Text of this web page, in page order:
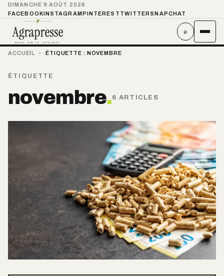
DIMANCHE 9 AOÛT 2026
FACEBOOKINSTAGRAMPINTEREST TWITTER SNAPCHAT
⌕
ACCUEIL › ÉTIQUETTE : NOVEMBRE
ÉTIQUETTE
novembre.6 ARTICLES